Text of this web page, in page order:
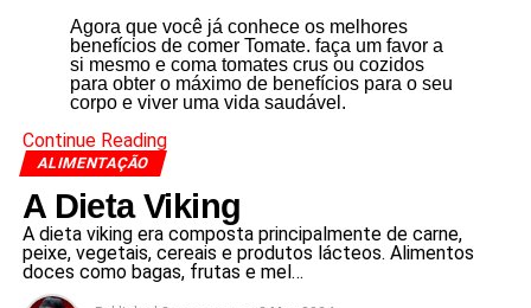
Agora que você já conhece os melhores
benefícios de comer Tomate. faça um favor a
si mesmo e coma tomates crus ou cozidos
para obter o máximo de benefícios para o seu
corpo e viver uma vida saudável.
Continue Reading
ALIMENTAÇÃO
A Dieta Viking
A dieta viking era composta principalmente de carne,
peixe, vegetais, cereais e produtos lácteos. Alimentos
doces como bagas, frutas e mel…